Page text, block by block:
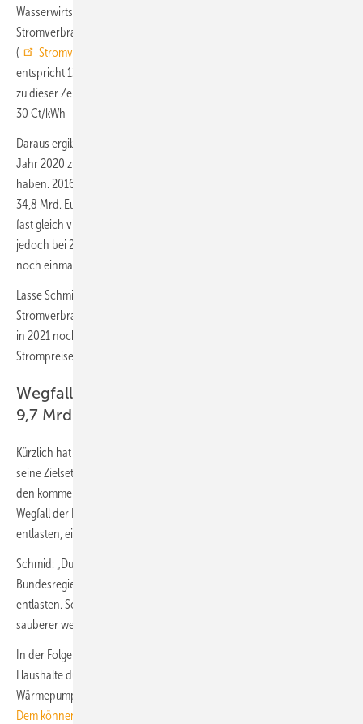
Wasserwirtschaft (BDEW) entfielen 2020 rund 26 % des
Stromverbrauchs in Deutschland auf private Haushalte
(
Stromverbrauch nach Verbrauchergruppen 2020
entspricht 126,88 TWh (Mrd. kWh). Der Strompreis in Deutschland lag
zu dieser Zeit laut Check24-Strompreisindex durchschnittlich bei ca.
30 Ct/kWh – so hoch wie noch nie.
Daraus ergibt sich, dass die privaten Haushalte in Deutschland im
Jahr 2020 zusammen rund 37,8 Mrd. Euro für Strom ausgegeben
haben. 2016 belief sich die kumulierte Stromrechnung „nur“ auf
34,8 Mrd. Euro, obwohl die Privathaushalte mit rund 127 Mrd. kWh
fast gleich viel Strom verbrauchten. Der Preis lag 2016 im Schnitt
jedoch bei 27 Ct/kWh. Auch im Vergleich zu 2019 stiegen die Kosten
noch einmal um gut 900 Mio. Euro.
Lasse Schmid, Geschäftsführer Energie bei
Stromverbrauch 2021 annähernd konstant, wird der 2020er-Rekord
in 2021 nochmals übertroffen werden. Zu Beginn des Jahres sind die
Strompreise für Verbraucher bereits gestiegen.“
Wegfall der EEG-Umlage: Entlastung von
9,7 Mrd. Euro
Kürzlich hat Bundeswirtschaftsminister Peter Altmaier angekündigt,
seine Zielsetzung sei eine schrittweise Absenkung der EEG-Umlage in
den kommenden fünf Jahren und schließlich deren Abschaffung. Der
Wegfall der EEG-Umlage würde eine Familie jährlich um 329 Euro
entlasten, einen Single um 116 Euro.
Schmid: „Durch die Abschaffung der EEG-Umlage könnte die
Bundesregierung deutsche Haushalte um rund 9,7 Mrd. Euro
entlasten. Soll die Energiewende gelingen, muss Strom nicht nur
sauberer werden, sondern auch bezahlbar bleiben.“
In der Folge würde es aber dazu führen, dass „Energiewende“-
Haushalte durch die Elektrifizierung der Wärmeerzeugung mit
Wärmepumpen und E-Mobilität eine höhere Stromrechnung erhalten.
Dem können sie relativ einfach über Photovoltaik-Anlagen und